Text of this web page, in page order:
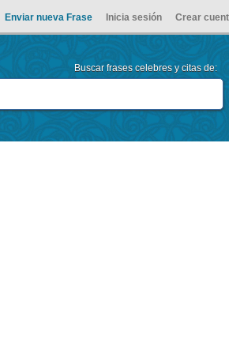
Enviar nueva Frase Inicia sesión Crear
Buscar frases celebres y citas de: